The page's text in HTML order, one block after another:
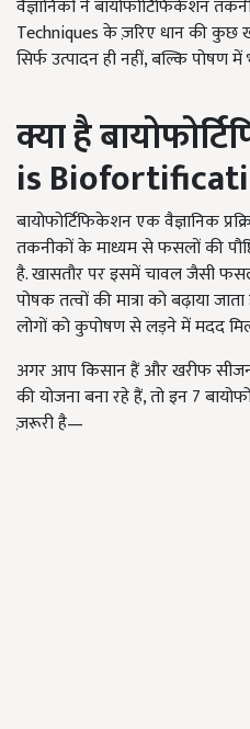
वैज्ञानिकों ने बायोफोर्टिफिकेशन
Techniques के ज़रिए धान की कुछ
सिर्फ उत्पादन ही नहीं, बल्कि पोषण
क्या है
is
बायोफोर्टिफिकेशन एक वैज्ञानिक
तकनीकों के माध्यम से फसलों की
है. खासतौर पर इसमें चावल जैसी
पोषक तत्वों की मात्रा को बढ़ाया
लोगों को कुपोषण से लड़ने में मदद
अगर आप किसान हैं और खरीफ
की योजना बना रहे हैं, तो इन 7
ज़रूरी है—